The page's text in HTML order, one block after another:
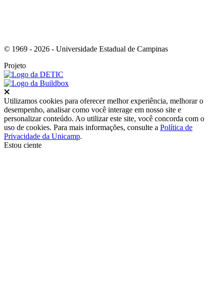
© 1969 - 2026 - Universidade Estadual de Campinas
Projeto
Utilizamos cookies para oferecer melhor experiência, melhorar o
desempenho, analisar como você interage em nosso site e
personalizar conteúdo. Ao utilizar este site, você concorda com o
uso de cookies. Para mais informações, consulte a Política de
Privacidade da Unicamp.
Estou ciente